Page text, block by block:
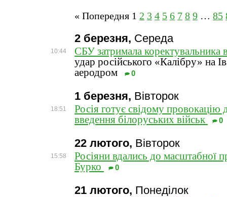
« Попередня 1 2 3 4 5 6 7 8 9 … 85
2 березня, Середа
10:44
СБУ затримала коректувальника
удар російського «Калібру» на
аеродром
0
1 березня, Вівторок
18:51
Росія готує свідому провокацію
введення білоруських військ
0
22 лютого, Вівторок
15:58
Росіяни вдались до масштабної
Бурко
0
21 лютого, Понеділок